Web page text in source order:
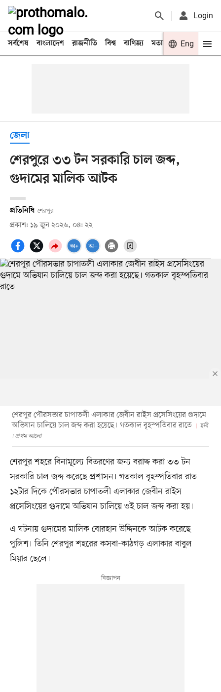
Login
সর্বশেষ বাংলাদেশ রাজনীতি বিশ্ব বাণিজ্য মতামত খেলা
Eng
জেলা
শেরপুরে ৩৩ টন সরকারি চাল জব্দ,
গুদামের মালিক আটক
প্রতিনিধি শেরপুর
প্রকাশ: ১৯ জুন ২০২৬, ০৪: ২২
শেরপুর পৌরসভার চাপাতলী এলাকার জেবীন রাইস প্রসেসিংয়ের গুদামে
অভিযান চালিয়ে চাল জব্দ করা হয়েছে। গতকাল বৃহস্পতিবার রাতে
ছবি
: প্রথম আলো
শেরপুর শহরে বিনামূল্যে বিতরণের জন্য বরাদ্দ করা ৩৩ টন
সরকারি চাল জব্দ করেছে প্রশাসন। গতকাল বৃহস্পতিবার রাত
১২টার দিকে পৌরসভার চাপাতলী এলাকার জেবীন রাইস
প্রসেসিংয়ের গুদামে অভিযান চালিয়ে ওই চাল জব্দ করা হয়।
এ ঘটনায় গুদামের মালিক বোরহান উদ্দিনকে আটক করেছে
পুলিশ। তিনি শেরপুর শহরের কসবা-কাঠগড় এলাকার বাবুল
মিয়ার ছেলে।